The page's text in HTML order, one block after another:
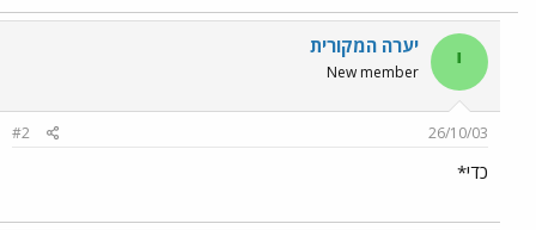
י יערה המקורית
New member
26/10/03
#2
כדי*